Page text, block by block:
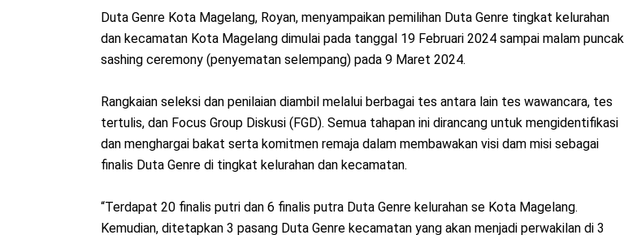
Duta Genre Kota Magelang, Royan, menyampaikan pemilihan Duta Genre tingkat kelurahan
dan kecamatan Kota Magelang dimulai pada tanggal 19 Februari 2024 sampai malam puncak
sashing ceremony (penyematan selempang) pada 9 Maret 2024.
Rangkaian seleksi dan penilaian diambil melalui berbagai tes antara lain tes wawancara, tes
tertulis, dan Focus Group Diskusi (FGD). Semua tahapan ini dirancang untuk mengidentifikasi
dan menghargai bakat serta komitmen remaja dalam membawakan visi dam misi sebagai
finalis Duta Genre di tingkat kelurahan dan kecamatan.
“Terdapat 20 finalis putri dan 6 finalis putra Duta Genre kelurahan se Kota Magelang.
Kemudian, ditetapkan 3 pasang Duta Genre kecamatan yang akan menjadi perwakilan di 3